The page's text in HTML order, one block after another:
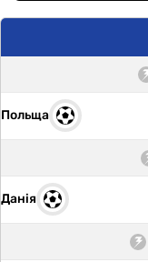
Польща
Данія